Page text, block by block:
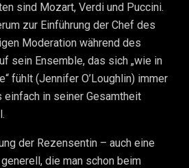
sind Mozart, Verdi und Puccini.
zur Einführung der Chef des
Moderation während des
sein Ensemble, das sich „wie in
fühlt (Jennifer O’Loughlin) immer
in seiner Gesamtheit
der Rezensentin – auch eine
die man schon beim